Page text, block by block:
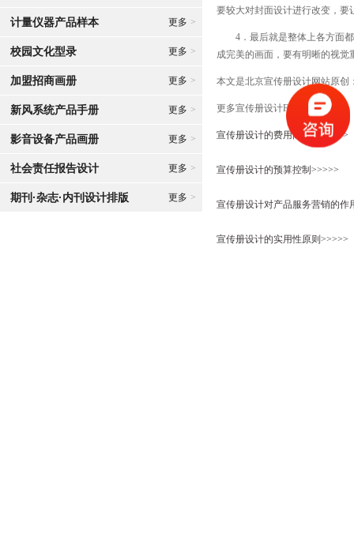
计量仪器产品样本 更多 >
校园文化型录 更多 >
加盟招商画册 更多 >
新风系统产品手册 更多 >
影音设备产品画册 更多 >
社会责任报告设计 更多 >
期刊·杂志·内刊设计排版 更多 >
要较大对封面设计进行改变，要
4．最后就是整体上各方面都
成完美的画面，要有明晰的视
本文是北京宣传册设计网站原创
更多宣传册设计FAQ分享：
宣传册设计的费用高吗？>>>>>
宣传册设计的预算控制>>>>>
宣传册设计对产品服务营销的作
宣传册设计的实用性原则>>>>>